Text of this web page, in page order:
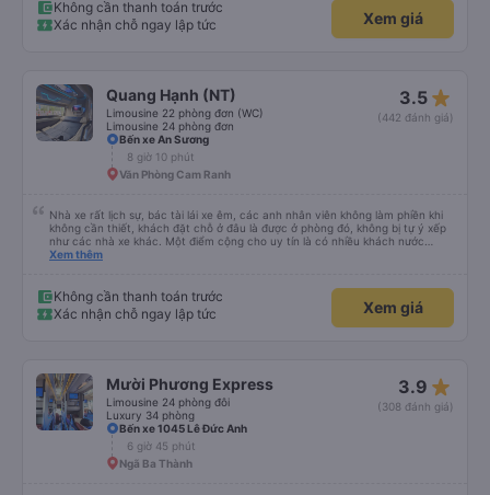
ấm hoặc áo khoác mỏng, vì thỉnh thoảng trời khá lạnh, và chăn mền thì hơi
cũ, nhưng vẫn có sẵn. Cổng USB để sạc điện thoại hoạt động tốt, và có giấy
vệ sinh. Mọi thứ khá sạch sẽ. Chúng tôi trở về từ Đà Nẵng (bến xe Đà Nẵng,
được đưa đến ga bằng xe buýt nhỏ. Họ cũng vận chuyển hàng hóa trong
suốt chuyến đi, và có thể sẽ có những điểm dừng chân. Tôi khuyên bạn nên
chọn công ty này và đặt chỗ ngồi VIP.
Không cần thanh toán trước
Xác nhận chỗ ngay lập tức
Xem giá
Quang Hạnh (NT)
Limousine 22 phòng đơn (WC)
Limousine 24 phòng đơn
3.5 star_rate
(442 đánh giá)
Bến xe An Sương
8 giờ 10 phút
Văn Phòng Cam Ranh
Nhà xe rất lịch sự, bác tài lái xe êm, các anh nhân viên không làm phiền khi
không cần thiết, khách đặt chỗ ở đâu là được ở phòng đó, không bị tự ý xếp
như các nhà xe khác. Một điểm cộng cho uy tín là có nhiều khách nước
Xem thêm
Không cần thanh toán trước
Xác nhận chỗ ngay lập tức
Xem giá
Mười Phương Express
Limousine 24 phòng đôi
Luxury 34 phòng
3.9 star_rate
(308 đánh giá)
Bến xe 1045 Lê Đức Anh
6 giờ 45 phút
Ngã Ba Thành